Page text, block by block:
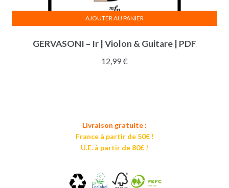
GERVASONI – Ir | Violon & Guitare | PDF
12,99€
AJOUTER AU PANIER
Livraison gratuite :
France à partir de 50€ !
U.E. à partir de 80€ !